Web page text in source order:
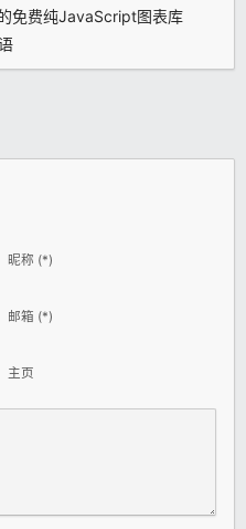
免费纯JavaScript图表库
昵称 (*)
邮箱 (*)
主页